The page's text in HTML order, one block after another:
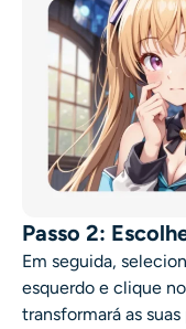
Passo 2:
Em seguida,
esquerdo e clique
transformará as